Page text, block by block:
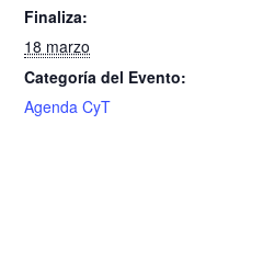
Finaliza:
18 marzo
Categoría del Evento:
Agenda CyT